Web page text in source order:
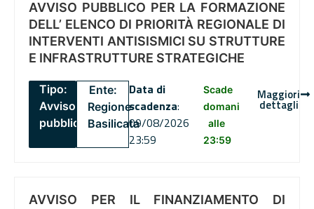
AVVISO PUBBLICO PER LA FORMAZIONE
DELL’ ELENCO DI PRIORITÀ REGIONALE DI
INTERVENTI ANTISISMICI SU STRUTTURE
E INFRASTRUTTURE STRATEGICHE
Tipo:
Avviso
pubblico
Ente:
Regione
Basilicata
Data di
scadenza:
09/08/2026
23:59
Scade
domani
alle
23:59
Maggiori
dettagli
AVVISO PER IL FINANZIAMENTO DI